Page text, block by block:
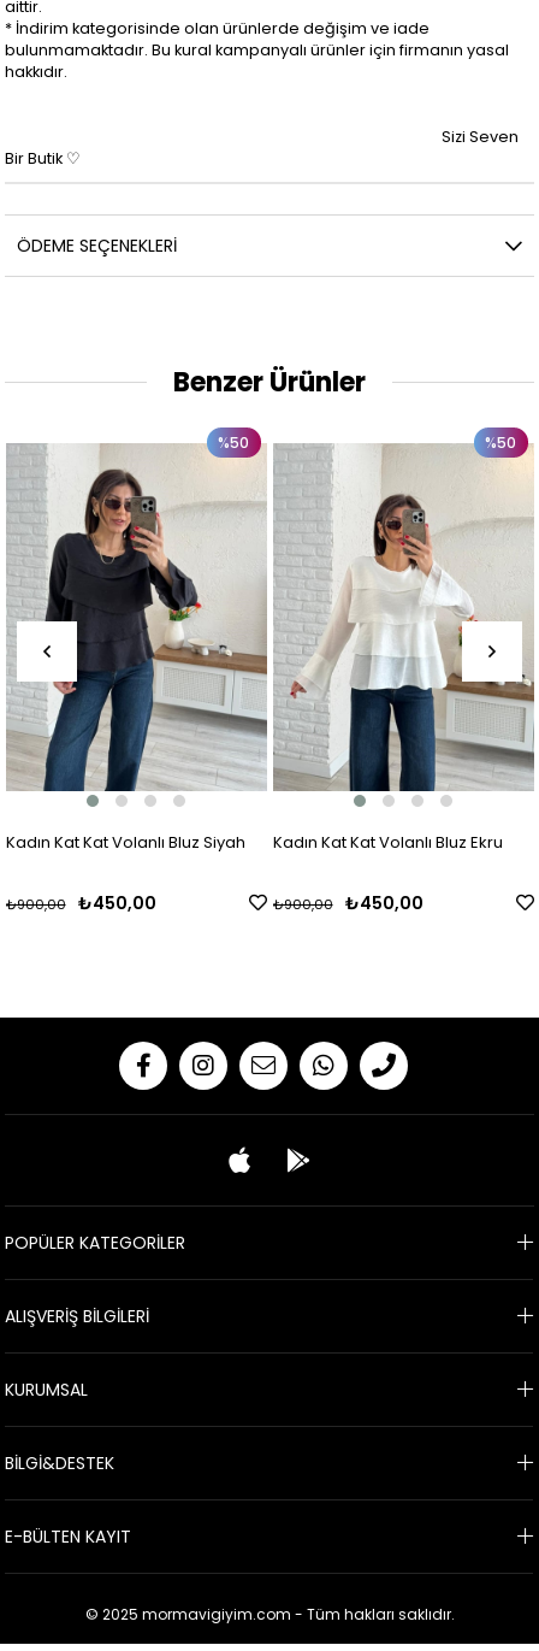
aittir.
* İndirim kategorisinde olan ürünlerde değişim ve iade
bulunmamaktadır. Bu kural kampanyalı ürünler için firmanın yasal
hakkıdır.
Sizi Seven
Bir Butik ♡
ÖDEME SEÇENEKLERI
Benzer Ürünler
Kadın Kat Kat Volanlı Bluz Siyah
₺450,00
₺900,00
%50
Kadın Kat Kat Volanlı Bluz Ekru
₺450,00
₺900,00
%50
POPÜLER KATEGORİLER
ALIŞVERİŞ BİLGİLERİ
KURUMSAL
BİLGİ&DESTEK
E-BÜLTEN KAYIT
© 2025 mormavigiyim.com - Tüm hakları saklıdır.